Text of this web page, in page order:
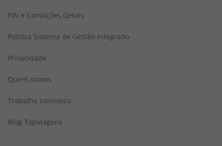
FIN e Condições Gerais
Politica Sistema de Gestão Integrado
Privacidade
Quem somos
Trabalhe connosco
Blog TopViagens